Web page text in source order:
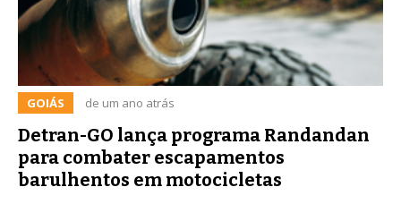
GOIÁS de um ano atrás
Detran-GO lança programa Randandan
para combater escapamentos
barulhentos em motocicletas